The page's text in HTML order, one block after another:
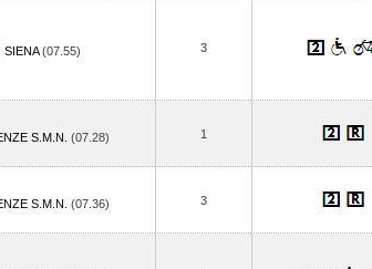
SIENA(07.55) 3
S.M.N. (07.28) 1
S.M.N. (07.36) 3